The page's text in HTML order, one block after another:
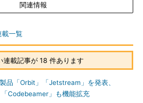
関連情報
載一覧
連載記事が 18 件あります
品「Orbit」「Jetstream」を発表、
「Codebeamer」も機能拡充